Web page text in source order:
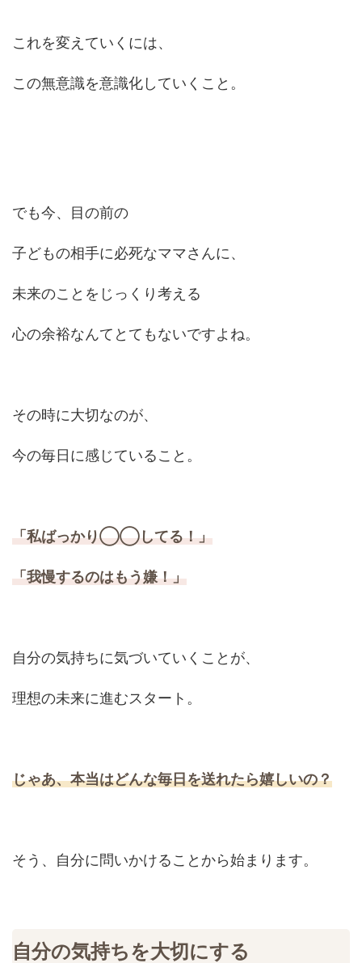
これを変えていくには、
この無意識を意識化していくこと。
でも今、目の前の
子どもの相手に必死なママさんに、
未来のことをじっくり考える
心の余裕なんてとてもないですよね。
その時に大切なのが、
今の毎日に感じていること。
「私ばっかり◯◯してる！」
「我慢するのはもう嫌！」
自分の気持ちに気づいていくことが、
理想の未来に進むスタート。
じゃあ、本当はどんな毎日を送れたら嬉しいの？
そう、自分に問いかけることから始まります。
自分の気持ちを大切にする